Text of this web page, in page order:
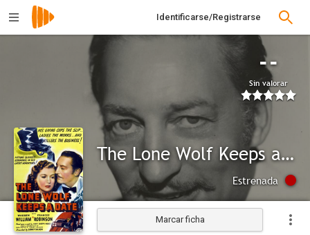
Identificarse/Registrarse
--
Sin valorar
The Lone Wolf Keeps a Date
Estrenada
Marcar ficha